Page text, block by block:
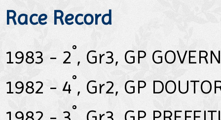
Race Record
1983 - 2°, Gr3, GP
1982 - 4°, Gr2, GP
°